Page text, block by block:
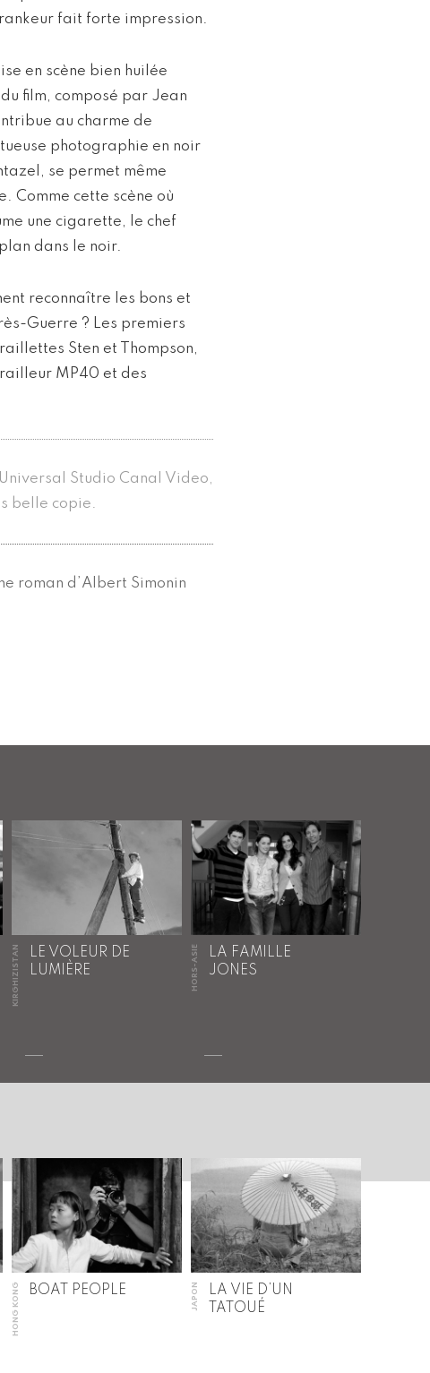
fait forte impression.
en scène bien huilée
film, composé par Jean
au charme de
photographie en noir
se permet même
Comme cette scène où
une cigarette, le chef
dans le noir.
reconnaître les bons et
Guerre ? Les premiers
Sten et Thompson,
MP40 et des
Studio Canal Video,
belle copie.
roman d’Albert Simonin
KIRGHIZISTAN
LE VOLEUR DE
LUMIÈRE
HORS-ASIE
LA FAMILLE
JONES
HONG KONG BOAT PEOPLE JAPON
LA VIE D’UN
TATOUÉ